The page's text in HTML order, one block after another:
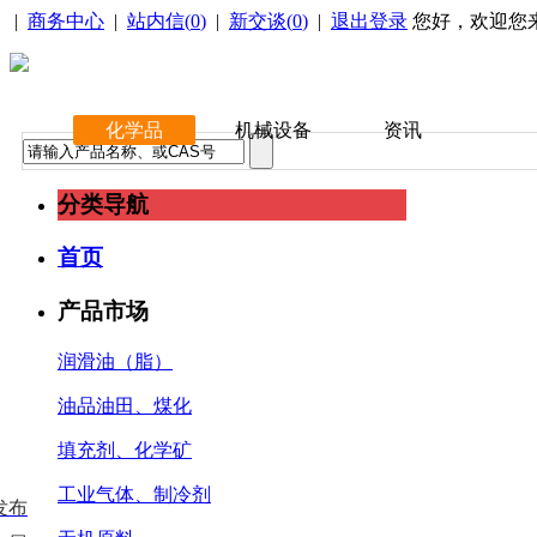
| 商务中心 | 站内信(0) | 新交谈(0) | 退出登录 您好，欢迎您
化学品 机械设备 资讯
分类导航
首页
产品市场
润滑油（脂）
油品油田、煤化
填充剂、化学矿
工业气体、制冷剂
布